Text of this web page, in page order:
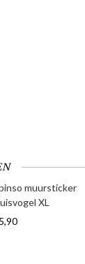
muursticker
XL